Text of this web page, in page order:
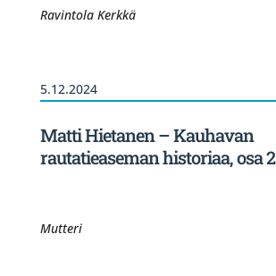
Ravintola Kerkkä
5.12.2024
Matti Hietanen – Kauhavan
rautatieaseman historiaa, osa 2
Mutteri